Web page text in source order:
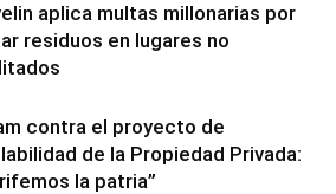
aplica multas millonarias por
residuos en lugares no
contra el proyecto de
de la Propiedad Privada:
la patria”